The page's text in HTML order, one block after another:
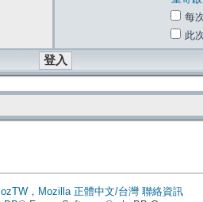
每
此
，Mozilla 正體中文/台灣 聯絡資訊